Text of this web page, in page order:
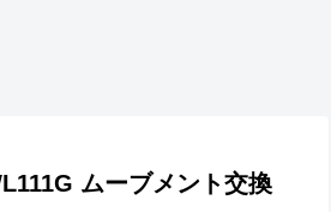
ムーブメント交換